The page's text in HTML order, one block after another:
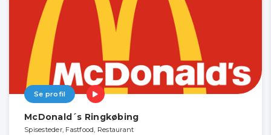
Se profil
McDonald´s Ringkøbing
Spisesteder, Fastfood, Restaurant